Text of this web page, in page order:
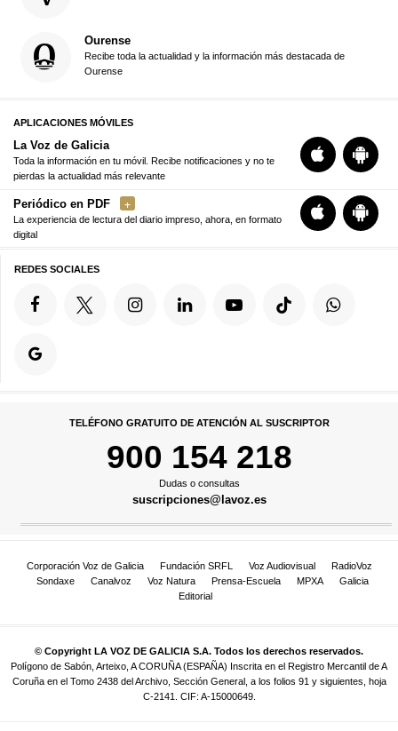
Ourense
Recibe toda la actualidad y la información más destacada de
Ourense
APLICACIONES MÓVILES
La Voz de Galicia
Toda la información en tu móvil. Recibe notificaciones y no te
pierdas la actualidad más relevante
Periódico en PDF
La experiencia de lectura del diario impreso, ahora, en formato
digital
REDES SOCIALES
TELÉFONO GRATUITO DE ATENCIÓN AL SUSCRIPTOR
900 154 218
Dudas o consultas
suscripciones@lavoz.es
Corporación Voz de Galicia Fundación SRFL Voz Audiovisual
RadioVoz
Sondaxe
Canalvoz Voz Natura Prensa-Escuela MPXA
Galicia
Editorial
© Copyright LA VOZ DE GALICIA S.A. Todos los derechos reservados.
Polígono de Sabón, Arteixo, A CORUÑA (ESPAÑA) Inscrita en el Registro Mercantil de A
Coruña en el Tomo 2438 del Archivo, Sección General, a los folios 91 y siguientes, hoja
C-2141. CIF: A-15000649.